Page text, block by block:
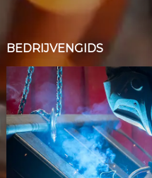
BEDRIJVENGIDS